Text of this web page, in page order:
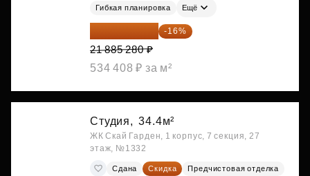
Гибкая планировка Ещё
18 383 635 ₽ -16%
21 885 280 ₽
534 408 ₽ за м²
Студия, 34.4м²
ЖК Скай Гарден, 1 корпус, 7 секция, 27
этаж, №1332
Сдана Скидка
Предчистовая отделка